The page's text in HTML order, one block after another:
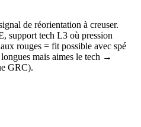
de réorientation à creuser.
support tech L3 où pression
rouges = fit possible avec spé
mais aimes le tech →
GRC).